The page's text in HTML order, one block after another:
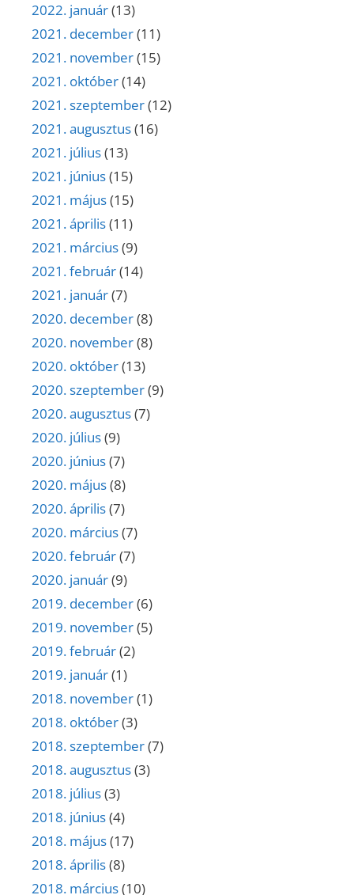
2022. január(13)
2021. december(11)
2021. november(15)
2021. október(14)
2021. szeptember(12)
2021. augusztus(16)
2021. július(13)
2021. június(15)
2021. május(15)
2021. április(11)
2021. március(9)
2021. február(14)
2021. január(7)
2020. december(8)
2020. november(8)
2020. október(13)
2020. szeptember(9)
2020. augusztus(7)
2020. július(9)
2020. június(7)
2020. május(8)
2020. április(7)
2020. március(7)
2020. február(7)
2020. január(9)
2019. december(6)
2019. november(5)
2019. február(2)
2019. január(1)
2018. november(1)
2018. október(3)
2018. szeptember(7)
2018. augusztus(3)
2018. július(3)
2018. június(4)
2018. május(17)
2018. április(8)
2018. március(10)